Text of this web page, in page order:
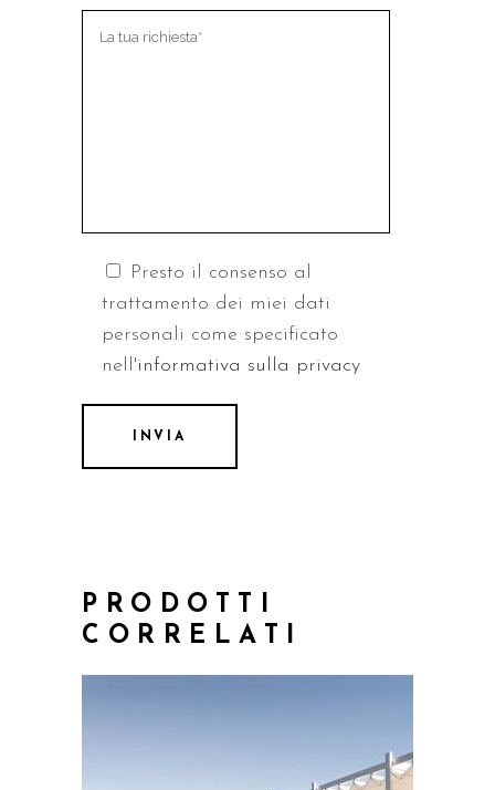
Presto il consenso al
trattamento dei miei dati
personali come specificato
nell'informativa sulla privacy
PRODOTTI
CORRELATI